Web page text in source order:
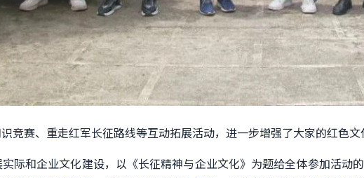
竞赛、重走红军长征路线等互动拓展活动，进一步增强了大家的红色文
际和企业文化建设，以《长征精神与企业文化》为题给全体参加活动